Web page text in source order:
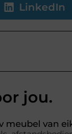
LinkedIn
jou.
meubel van